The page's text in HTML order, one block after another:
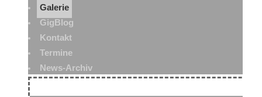
Galerie
GigBlog
Kontakt
Termine
News-Archiv